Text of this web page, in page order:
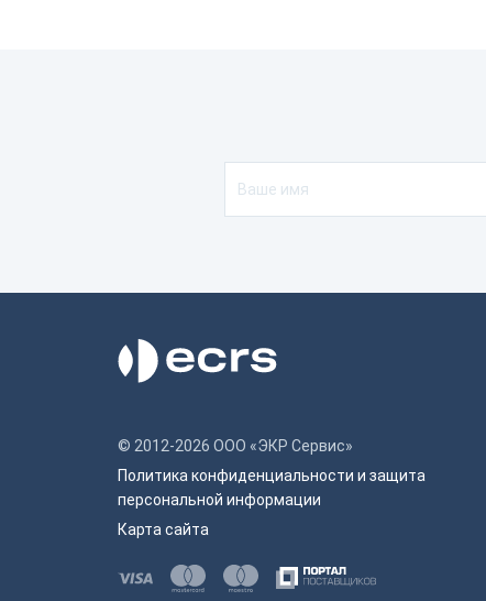
© 2012-2026 ООО «ЭКР Сервис»
Политика конфиденциальности и защита
персональной информации
Карта сайта